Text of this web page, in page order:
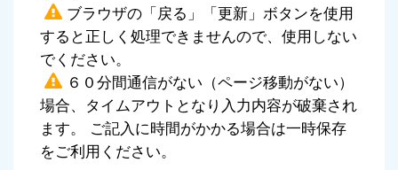
ブラウザの「戻る」「更新」ボタンを使用
すると正しく処理できませんので、使用しない
でください。
６０分間通信がない（ページ移動がない）
場合、タイムアウトとなり入力内容が破棄され
ます。 ご記入に時間がかかる場合は一時保存
をご利用ください。